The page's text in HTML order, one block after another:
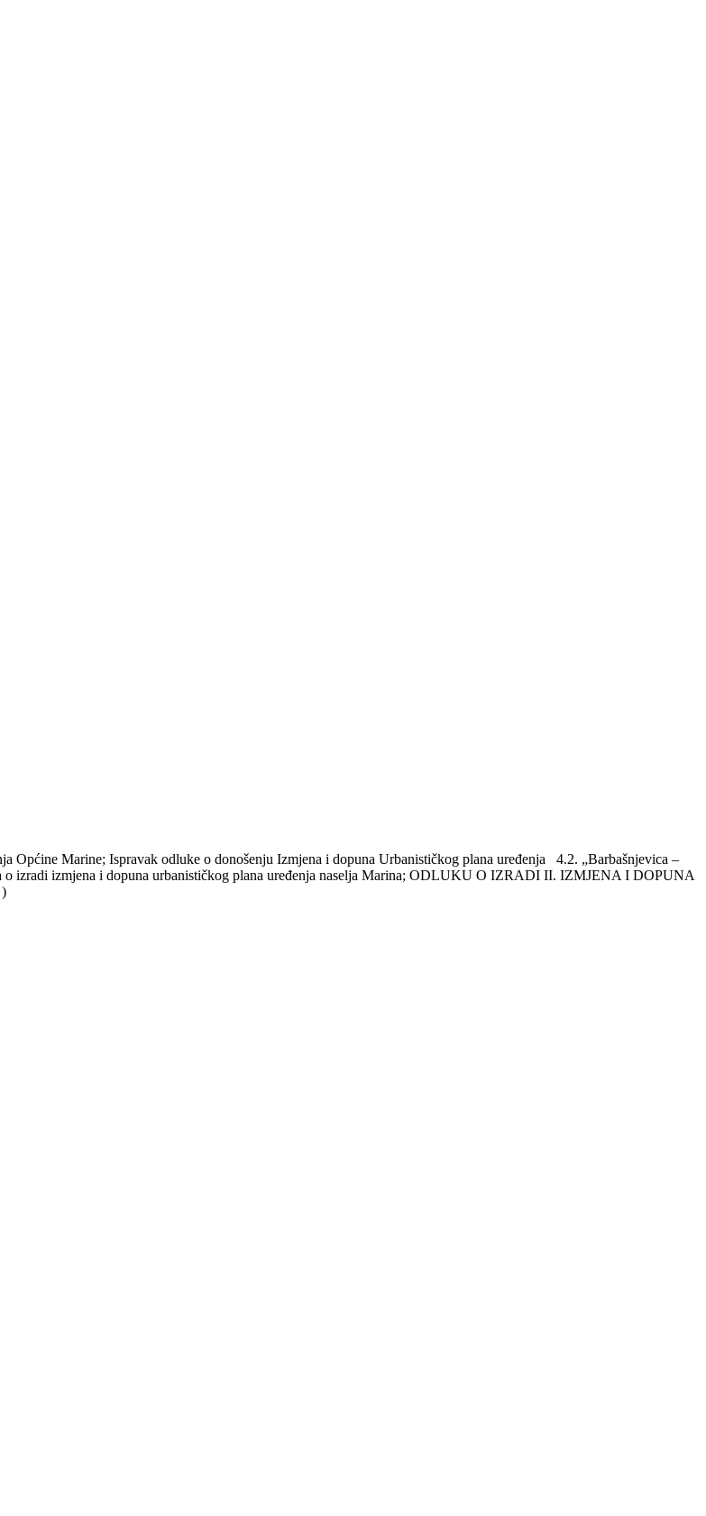
Općine Marine; Ispravak odluke o donošenju Izmjena i dopuna Urbanističkog plana uređenja 4.2. „Barbašnjevica –
o izradi izmjena i dopuna urbanističkog plana uređenja naselja Marina; ODLUKU O IZRADI II. IZMJENA I DOPUNA